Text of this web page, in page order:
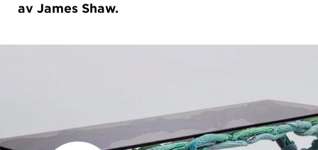
av James Shaw.